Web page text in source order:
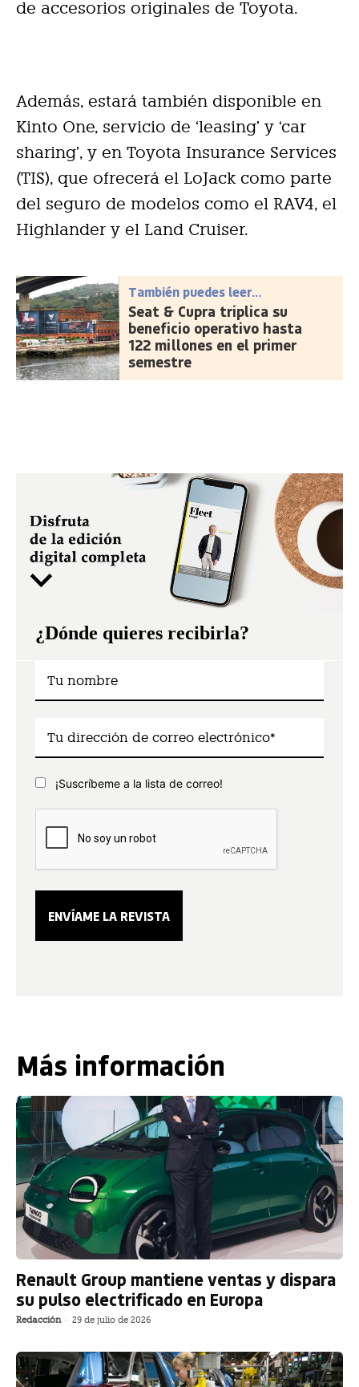
de accesorios originales de Toyota.
Además, estará también disponible en
Kinto One, servicio de ‘leasing’ y ‘car
sharing’, y en Toyota Insurance Services
(TIS), que ofrecerá el LoJack como parte
del seguro de modelos como el RAV4, el
Highlander y el Land Cruiser.
También puedes leer...
Seat & Cupra triplica su
beneficio operativo hasta
122 millones en el primer
semestre
¿Dónde quieres recibirla?
¡Suscríbeme a la lista de correo!
Más información
Renault Group mantiene ventas y dispara
su pulso electrificado en Europa
Redacción - 29 de julio de 2026